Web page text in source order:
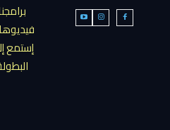
إستمع